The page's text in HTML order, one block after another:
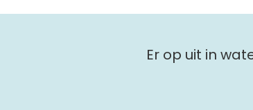
Er op uit in